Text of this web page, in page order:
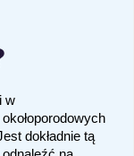
w
dokładnie tą